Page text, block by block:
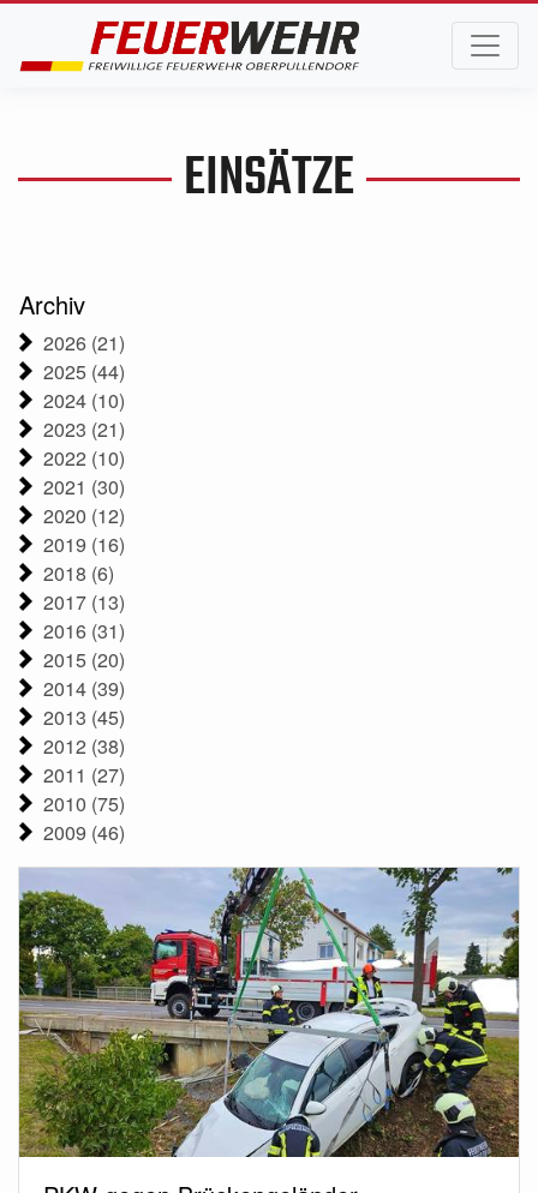
EINSÄTZE
Archiv
2026 (21)
2025 (44)
2024 (10)
2023 (21)
2022 (10)
2021 (30)
2020 (12)
2019 (16)
2018 (6)
2017 (13)
2016 (31)
2015 (20)
2014 (39)
2013 (45)
2012 (38)
2011 (27)
2010 (75)
2009 (46)